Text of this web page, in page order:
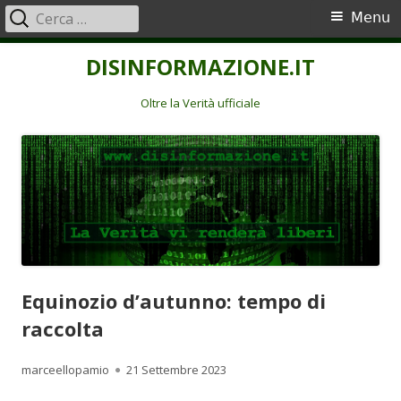
DISINFORMAZIONE.IT
Oltre la Verità ufficiale
Menu
principale
Menu
Ricerca
per:
Equinozio d’autunno: tempo di
raccolta
Autore
marceellopamio Pubblicato
21 Settembre 2023